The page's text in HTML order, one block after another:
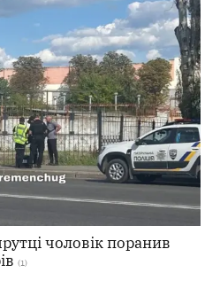
чоловік поранив
(1)